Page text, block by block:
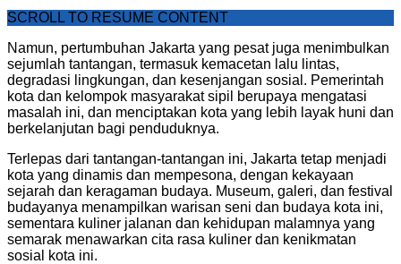
SCROLL TO RESUME CONTENT
Namun, pertumbuhan Jakarta yang pesat juga menimbulkan
sejumlah tantangan, termasuk kemacetan lalu lintas,
degradasi lingkungan, dan kesenjangan sosial. Pemerintah
kota dan kelompok masyarakat sipil berupaya mengatasi
masalah ini, dan menciptakan kota yang lebih layak huni dan
berkelanjutan bagi penduduknya.
Terlepas dari tantangan-tantangan ini, Jakarta tetap menjadi
kota yang dinamis dan mempesona, dengan kekayaan
sejarah dan keragaman budaya. Museum, galeri, dan festival
budayanya menampilkan warisan seni dan budaya kota ini,
sementara kuliner jalanan dan kehidupan malamnya yang
semarak menawarkan cita rasa kuliner dan kenikmatan
sosial kota ini.